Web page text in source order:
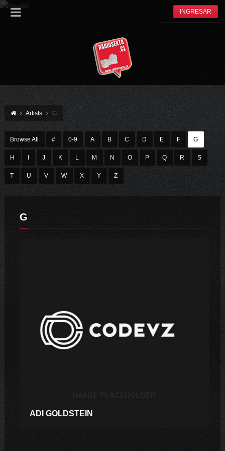
INGRESAR
Artists G
Browse All # 0-9 A B C D E F G
H J K L M N O P Q R S
T U V W X Y Z
G
ADI GOLDSTEIN